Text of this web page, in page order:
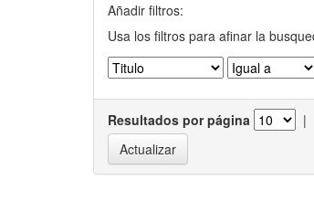
Añadir filtros:
Usa los filtros para afinar la
Resultados por página |